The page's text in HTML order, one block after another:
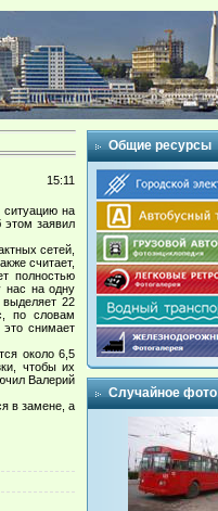
15:11
на
этом заявил
сетей,
считает,
полностью
нас на одну
выделяет 22
по словам
снимает
около 6,5
чтобы их
Валерий
в замене, а
Общие ресурсы
Случайное фото